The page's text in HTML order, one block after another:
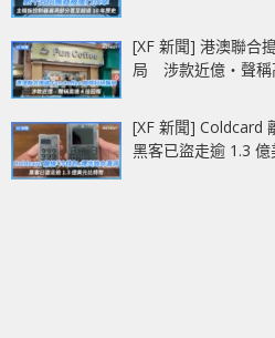
[XF 新聞] 港澳聯合
局 涉款近億‧聲稱
[XF 新聞] Coldcard
黑客已盜走逾 1.3